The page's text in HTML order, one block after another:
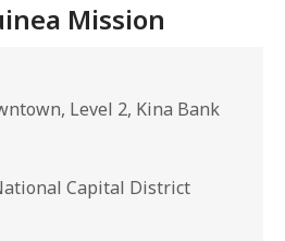
Mission
Level 2, Kina Bank
Capital District